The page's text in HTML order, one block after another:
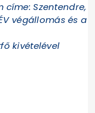
címe: Szentendre,
végállomás és a
kivételével